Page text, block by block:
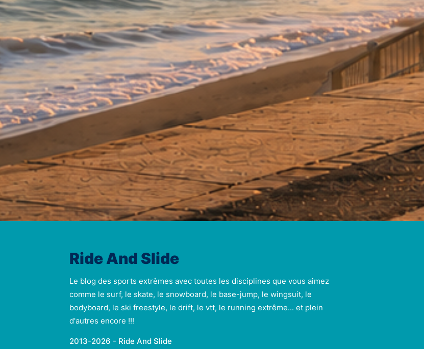
Ride And Slide
Le blog des sports extrêmes avec toutes les disciplines que vous aimez
comme le surf, le skate, le snowboard, le base-jump, le wingsuit, le
bodyboard, le ski freestyle, le drift, le vtt, le running extrême... et plein
d'autres encore !!!
2013-2026 - Ride And Slide